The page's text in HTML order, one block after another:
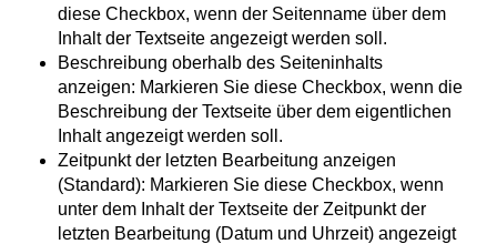
diese Checkbox, wenn der Seitenname über dem
Inhalt der Textseite angezeigt werden soll.
Beschreibung oberhalb des Seiteninhalts
anzeigen: Markieren Sie diese Checkbox, wenn die
Beschreibung der Textseite über dem eigentlichen
Inhalt angezeigt werden soll.
Zeitpunkt der letzten Bearbeitung anzeigen
(Standard): Markieren Sie diese Checkbox, wenn
unter dem Inhalt der Textseite der Zeitpunkt der
letzten Bearbeitung (Datum und Uhrzeit) angezeigt